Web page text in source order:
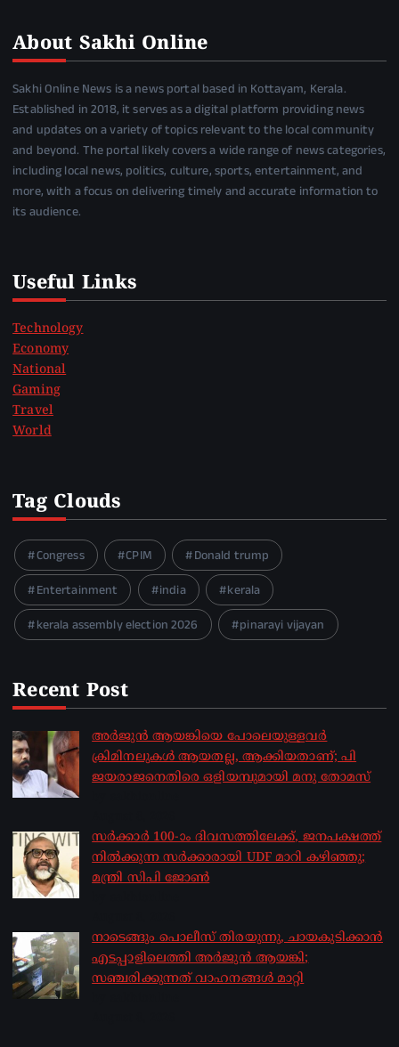
About Sakhi Online
Sakhi Online News is a news portal based in Kottayam, Kerala.
Established in 2018, it serves as a digital platform providing news
and updates on a variety of topics relevant to the local community
and beyond. The portal likely covers a wide range of news categories,
including local news, politics, culture, sports, entertainment, and
more, with a focus on delivering timely and accurate information to
its audience.
Useful Links
Technology
Economy
National
Gaming
Travel
World
Tag Clouds
Congress CPIM
Donald trump
Entertainment
india
kerala
kerala assembly election 2026
pinarayi vijayan
Recent Post
അർജുൻ ആയങ്കിയെ പോലെയുള്ളവർ
ക്രിമിനലുകൾ ആയതല്ല, ആക്കിയതാണ്; പി
ജയരാജനെതിരെ ഒളിയമ്പുമായി മനു തോമസ്
സർക്കാർ 100-ാം ദിവസത്തിലേക്ക്, ജനപക്ഷത്ത്
നിൽക്കുന്ന സർക്കാരായി UDF മാറി കഴിഞ്ഞു;
മന്ത്രി സിപി ജോൺ
നാടെങ്ങും പൊലീസ് തിരയുന്നു, ചായകുടിക്കാൻ
എടപ്പാളിലെത്തി അർജുൻ ആയങ്കി;
സഞ്ചരിക്കുന്നത് വാഹനങ്ങൾ മാറ്റി